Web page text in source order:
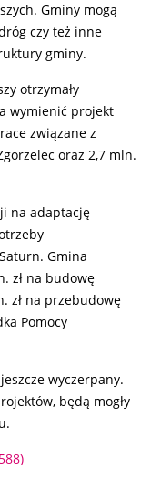
Gminy mogą
czy też inne
gminy.
otrzymały
wymienić projekt
związane z
oraz 2,7 mln.
na adaptację
Gmina
zł na budowę
zł na przebudowę
Pomocy
wyczerpany.
będą mogły